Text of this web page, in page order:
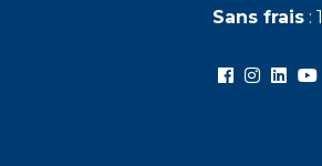
Sans frais: